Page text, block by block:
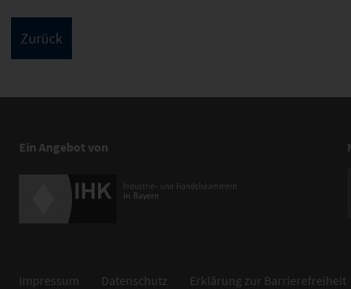
Ein Angebot von
Impressum Datenschutz Erklärung zur Barrierefreiheit